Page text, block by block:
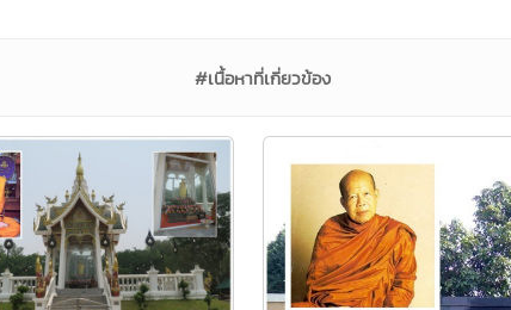
#เนื้อหาที่เกี่ยวข้อง